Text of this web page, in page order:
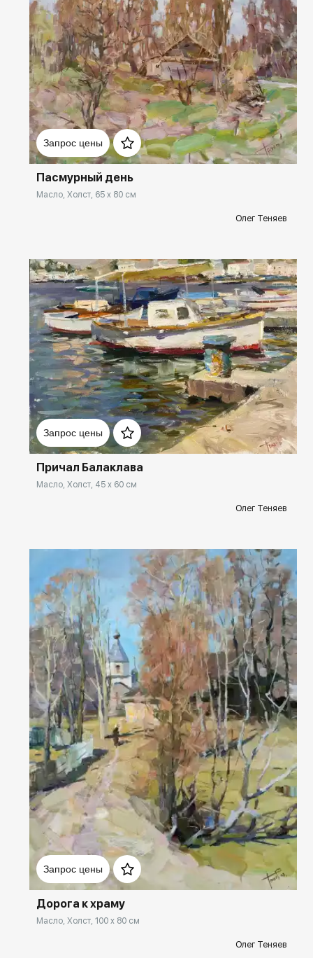
Запрос цены
Домен: rakovgallery.ru
Пасмурный день
Масло, Холст, 65 x 80 см
Олег Теняев
Запрос цены
Домен: rakovgallery.ru
Причал Балаклава
Масло, Холст, 45 x 60 см
Олег Теняев
Запрос цены
Домен: rakovgallery.ru
Дорога к храму
Масло, Холст, 100 x 80 см
Олег Теняев